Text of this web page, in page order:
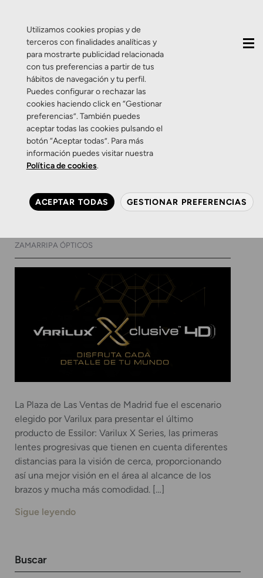
Etiqueta:varilux x
series
Eventos Productos
Varilux reinventa la visión de
cerca
ZAMARRIPA ÓPTICOS
La Plaza de Las Ventas de Madrid fue el escenario
elegido por Varilux para presentar el último
producto de Essilor: Varilux X Series, las primeras
lentes progresivas que tienen en cuenta diferentes
distancias para la visión de cerca, proporcionando
así una mejor visión en el área al alcance de los
brazos y mucha más comodidad. […]
Sigue leyendo
Buscar
Utilizamos cookies propias y de
terceros con finalidades analíticas y
para mostrarte publicidad relacionada
con tus preferencias a partir de tus
hábitos de navegación y tu perfil.
Puedes configurar o rechazar las
cookies haciendo click en “Gestionar
preferencias”. También puedes
aceptar todas las cookies pulsando el
botón “Aceptar todas”. Para más
información puedes visitar nuestra
Política de cookies.
ACEPTAR TODAS GESTIONAR PREFERENCIAS